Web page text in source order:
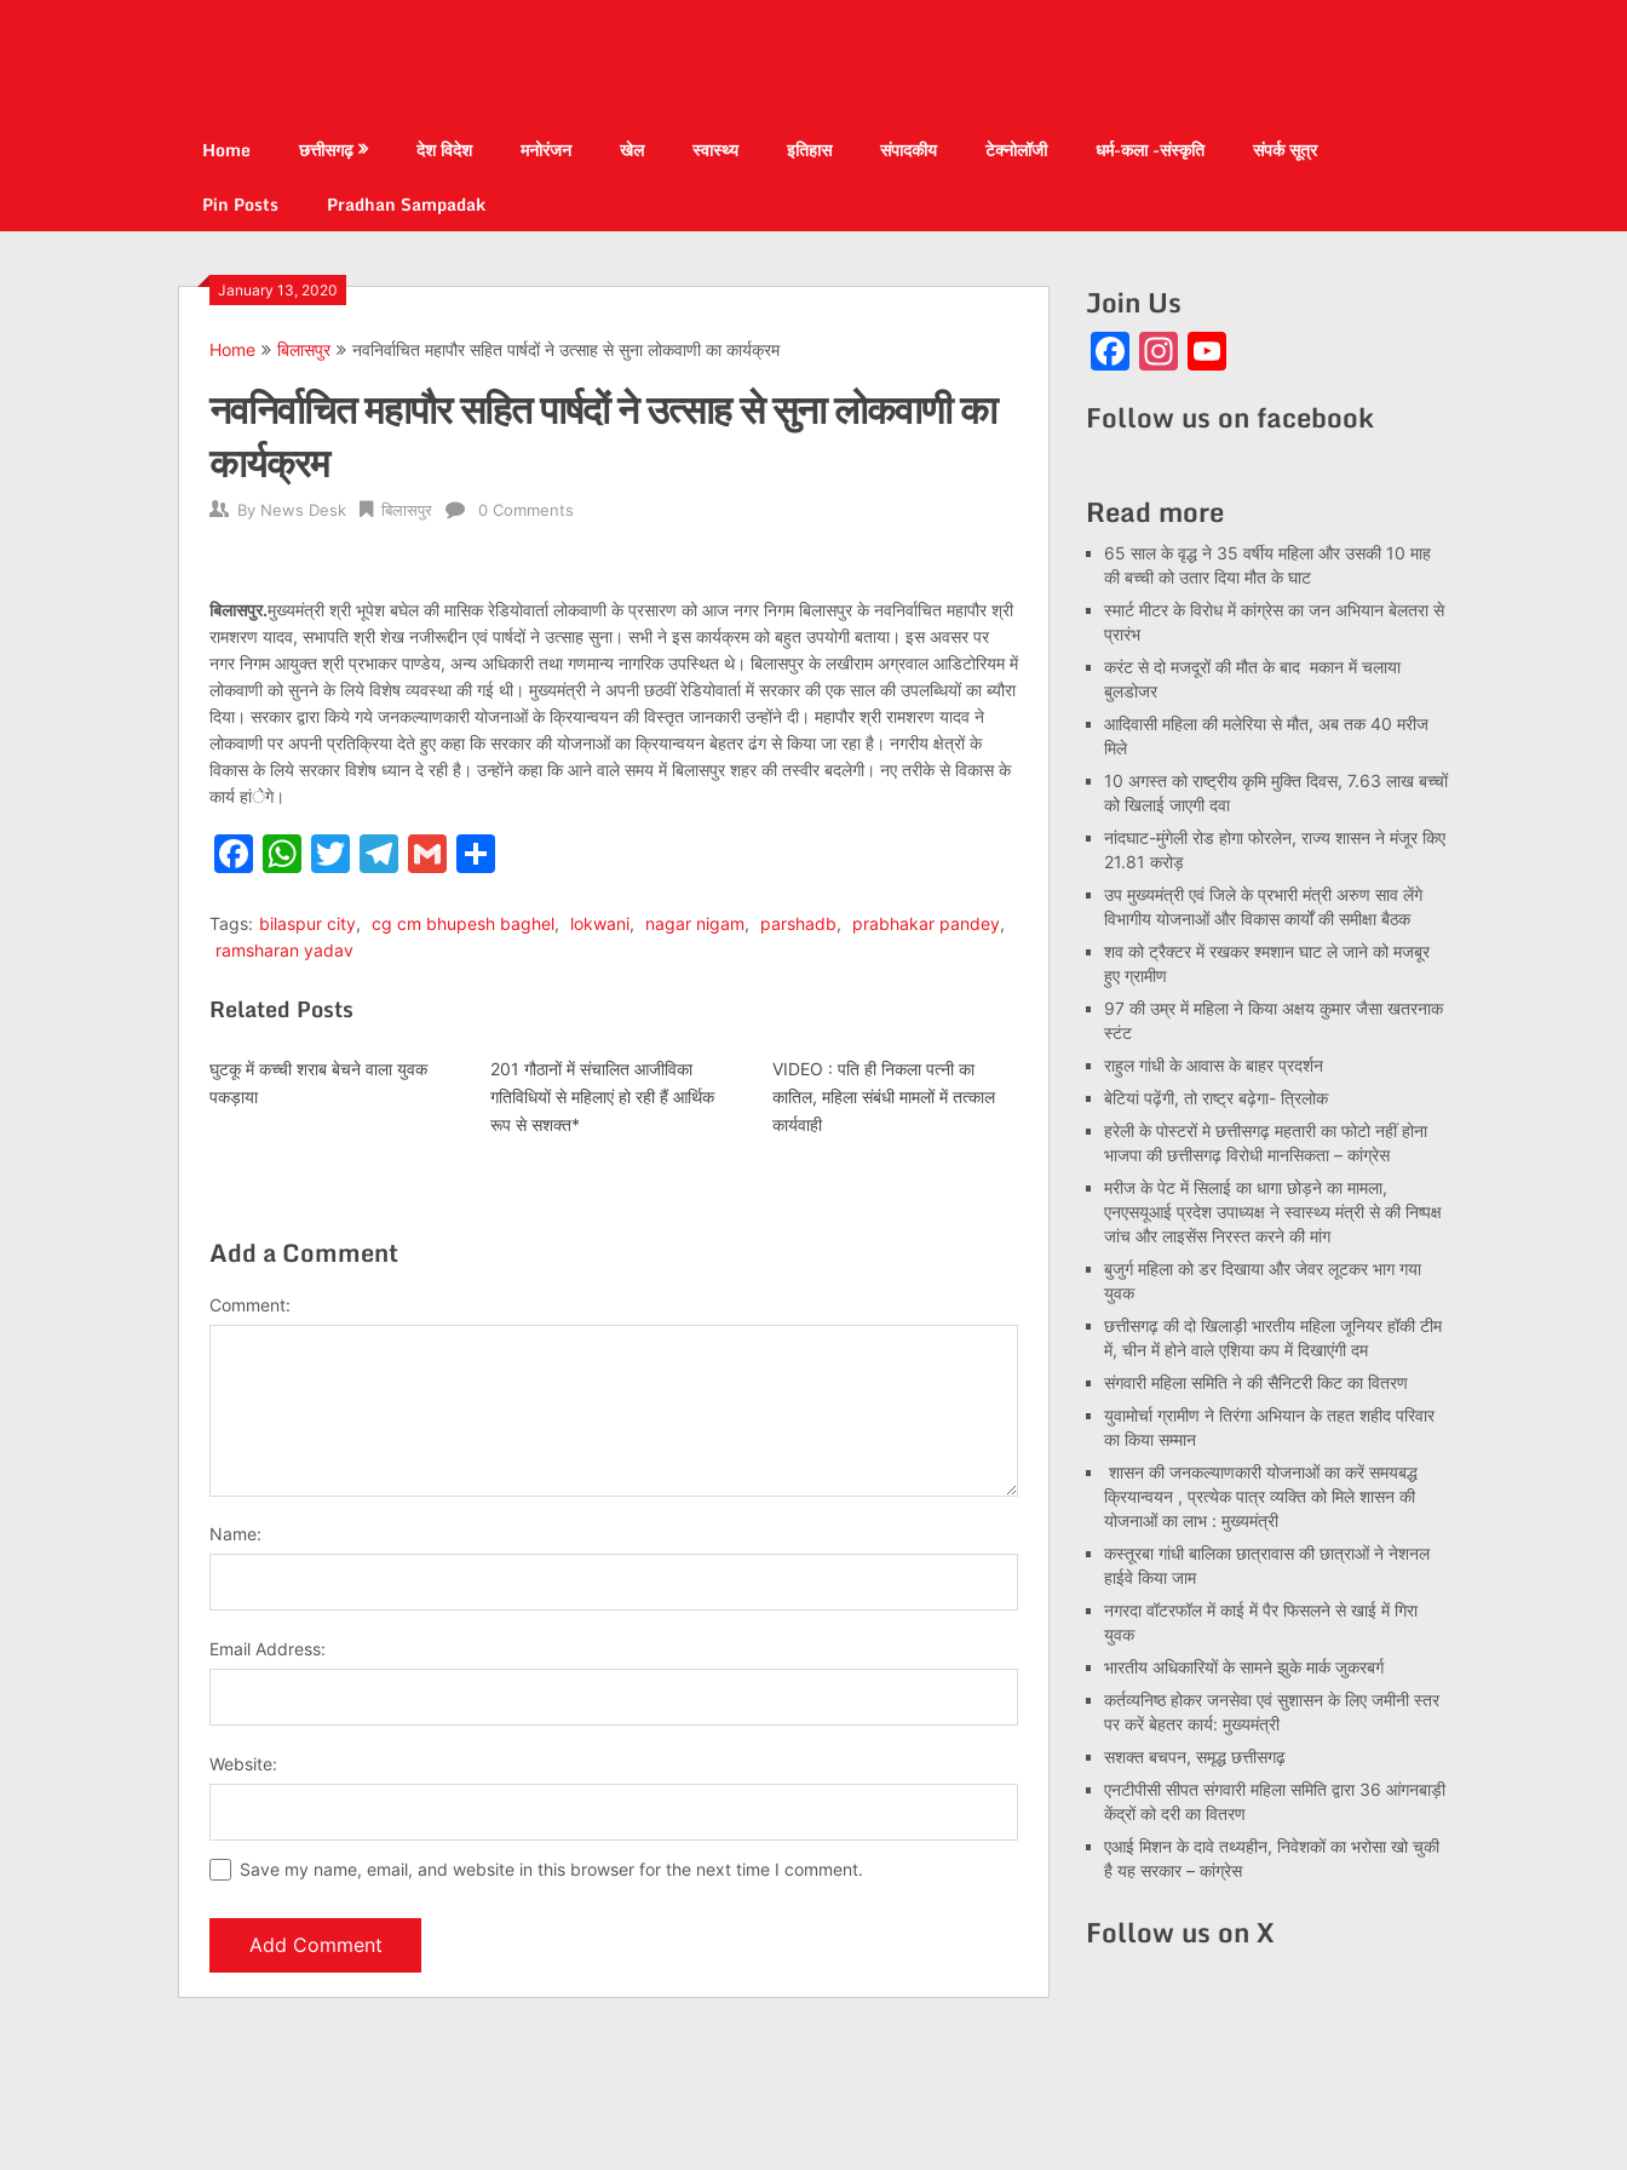
Home छत्तीसगढ़ देश विदेश मनोरंजन खेल स्वास्थ्य इतिहास संपादकीय टेक्नोलॉजी धर्म-कला -संस्कृति
संपर्क सूत्र
Pin Posts
Pradhan Sampadak
January 13, 2020
Home बिलासपुर नवनिर्वाचित महापौर सहित पार्षदों ने उत्साह से सुना लोकवाणी का कार्यक्रम
नवनिर्वाचित महापौर सहित पार्षदों ने उत्साह से सुना लोकवाणी का
कार्यक्रम
By News Desk बिलासपुर 0 Comments
बिलासपुर.मुख्यमंत्री श्री भूपेश बघेल की मासिक रेडियोवार्ता लोकवाणी के प्रसारण को आज नगर निगम बिलासपुर के नवनिर्वाचित महापौर श्री
रामशरण यादव, सभापति श्री शेख नजीरूद्दीन एवं पार्षदों ने उत्साह सुना। सभी ने इस कार्यक्रम को बहुत उपयोगी बताया। इस अवसर पर
नगर निगम आयुक्त श्री प्रभाकर पाण्डेय, अन्य अधिकारी तथा गणमान्य नागरिक उपस्थित थे। बिलासपुर के लखीराम अग्रवाल आडिटोरियम में
लोकवाणी को सुनने के लिये विशेष व्यवस्था की गई थी। मुख्यमंत्री ने अपनी छठवीं रेडियोवार्ता में सरकार की एक साल की उपलब्धियों का ब्यौरा
दिया। सरकार द्वारा किये गये जनकल्याणकारी योजनाओं के क्रियान्वयन की विस्तृत जानकारी उन्होंने दी। महापौर श्री रामशरण यादव ने
लोकवाणी पर अपनी प्रतिक्रिया देते हुए कहा कि सरकार की योजनाओं का क्रियान्वयन बेहतर ढंग से किया जा रहा है। नगरीय क्षेत्रों के
विकास के लिये सरकार विशेष ध्यान दे रही है। उन्होंने कहा कि आने वाले समय में बिलासपुर शहर की तस्वीर बदलेगी। नए तरीके से विकास के
कार्य हांेगे।
Facebook
WhatsApp
Twitter
Telegram
Gmail
Tags: bilaspur city, cg cm bhupesh baghel, lokwani, nagar nigam, parshadb, prabhakar pandey,
ramsharan yadav
Related Posts
घुटकू में कच्ची शराब बेचने वाला युवक
पकड़ाया
201 गौठानों में संचालित आजीविका
गतिविधियों से महिलाएं हो रही हैं आर्थिक
रूप से सशक्त*
VIDEO : पति ही निकला पत्नी का
कातिल, महिला संबंधी मामलों में तत्काल
कार्यवाही
Add a Comment
Comment:
Name:
Email Address:
Website:
Save my name, email, and website in this browser for the next time I comment.
Join Us
Facebook
Instagram
Follow us on facebook
Read more
65 साल के वृद्ध ने 35 वर्षीय महिला और उसकी 10 माह
की बच्ची को उतार दिया मौत के घाट
स्मार्ट मीटर के विरोध में कांग्रेस का जन अभियान बेलतरा से
प्रारंभ
करंट से दो मजदूरों की मौत के बाद मकान में चलाया
बुलडोजर
आदिवासी महिला की मलेरिया से मौत, अब तक 40 मरीज
मिले
10 अगस्त को राष्ट्रीय कृमि मुक्ति दिवस, 7.63 लाख बच्चों
को खिलाई जाएगी दवा
नांदघाट-मुंगेली रोड होगा फोरलेन, राज्य शासन ने मंजूर किए
21.81 करोड़
उप मुख्यमंत्री एवं जिले के प्रभारी मंत्री अरुण साव लेंगे
विभागीय योजनाओं और विकास कार्यों की समीक्षा बैठक
शव को ट्रैक्टर में रखकर श्मशान घाट ले जाने को मजबूर
हुए ग्रामीण
97 की उम्र में महिला ने किया अक्षय कुमार जैसा खतरनाक
स्टंट
राहुल गांधी के आवास के बाहर प्रदर्शन
बेटियां पढ़ेंगी, तो राष्ट्र बढ़ेगा- त्रिलोक
हरेली के पोस्टरों मे छत्तीसगढ़ महतारी का फोटो नहीं होना
भाजपा की छत्तीसगढ़ विरोधी मानसिकता – कांग्रेस
मरीज के पेट में सिलाई का धागा छोड़ने का मामला,
एनएसयूआई प्रदेश उपाध्यक्ष ने स्वास्थ्य मंत्री से की निष्पक्ष
जांच और लाइसेंस निरस्त करने की मांग
बुजुर्ग महिला को डर दिखाया और जेवर लूटकर भाग गया
युवक
छत्तीसगढ़ की दो खिलाड़ी भारतीय महिला जूनियर हॉकी टीम
में, चीन में होने वाले एशिया कप में दिखाएंगी दम
संगवारी महिला समिति ने की सैनिटरी किट का वितरण
युवामोर्चा ग्रामीण ने तिरंगा अभियान के तहत शहीद परिवार
का किया सम्मान
शासन की जनकल्याणकारी योजनाओं का करें समयबद्ध
क्रियान्वयन , प्रत्येक पात्र व्यक्ति को मिले शासन की
योजनाओं का लाभ : मुख्यमंत्री
कस्तूरबा गांधी बालिका छात्रावास की छात्राओं ने नेशनल
हाईवे किया जाम
नगरदा वॉटरफॉल में काई में पैर फिसलने से खाई में गिरा
युवक
भारतीय अधिकारियों के सामने झुके मार्क जुकरबर्ग
कर्तव्यनिष्ठ होकर जनसेवा एवं सुशासन के लिए जमीनी स्तर
पर करें बेहतर कार्य: मुख्यमंत्री
सशक्त बचपन, समृद्ध छत्तीसगढ़
एनटीपीसी सीपत संगवारी महिला समिति द्वारा 36 आंगनबाड़ी
केंद्रों को दरी का वितरण
एआई मिशन के दावे तथ्यहीन, निवेशकों का भरोसा खो चुकी
है यह सरकार – कांग्रेस
Follow us on X